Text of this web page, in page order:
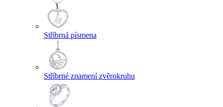
Stříbrná písmena
Stříbrné znamení zvěrokruhu